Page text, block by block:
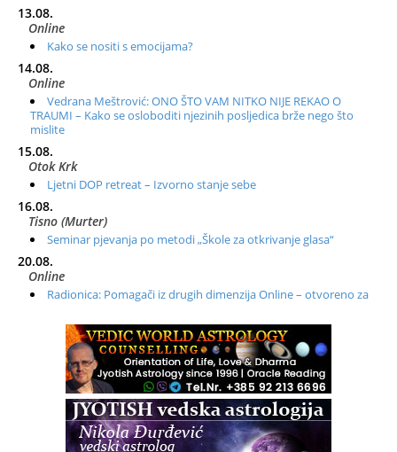
13.08.
Online
Kako se nositi s emocijama?
14.08.
Online
Vedrana Meštrović: ONO ŠTO VAM NITKO NIJE REKAO O
TRAUMI – Kako se osloboditi njezinih posljedica brže nego što
mislite
15.08.
Otok Krk
Ljetni DOP retreat – Izvorno stanje sebe
16.08.
Tisno (Murter)
Seminar pjevanja po metodi „Škole za otkrivanje glasa“
20.08.
Online
Radionica: Pomagači iz drugih dimenzija Online – otvoreno za
Zagreb+Online
Osnovni ThetaHealing® tečaj, Zagreb i Online
Zagreb
Osnovna radionica za izscjeljivanje pranom (Basic Pranic
Healing course)